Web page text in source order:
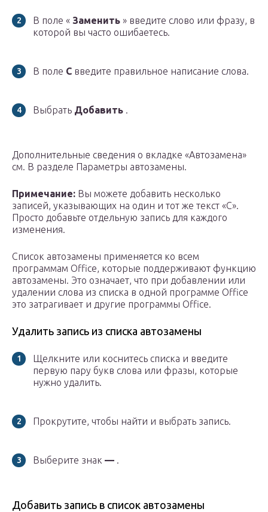
В поле « Заменить » введите слово или фразу, в
которой вы часто ошибаетесь.
В поле С введите правильное написание слова.
Выбрать Добавить .
Дополнительные сведения о вкладке «Автозамена»
см. В разделе Параметры автозамены.
Примечание: Вы можете добавить несколько
записей, указывающих на один и тот же текст «С».
Просто добавьте отдельную запись для каждого
изменения.
Список автозамены применяется ко всем
программам Office, которые поддерживают функцию
автозамены. Это означает, что при добавлении или
удалении слова из списка в одной программе Office
это затрагивает и другие программы Office.
Удалить запись из списка автозамены
Щелкните или коснитесь списка и введите
первую пару букв слова или фразы, которые
нужно удалить.
Прокрутите, чтобы найти и выбрать запись.
Выберите знак — .
Добавить запись в список автозамены